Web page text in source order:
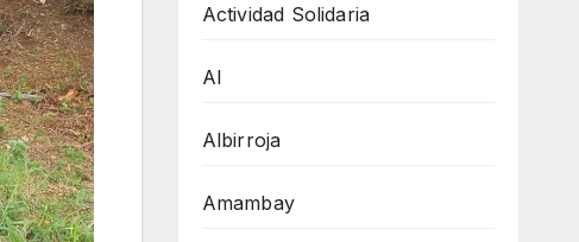
Actividad Solidaria
AI
Albirroja
Amambay